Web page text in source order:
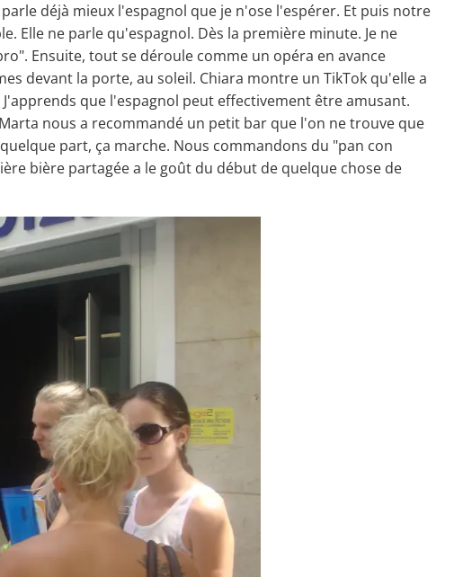
déjà mieux l'espagnol que je n'ose l'espérer. Et puis notre
Elle ne parle qu'espagnol. Dès la première minute. Je ne
Ensuite, tout se déroule comme un opéra en avance
devant la porte, au soleil. Chiara montre un TikTok qu'elle a
que l'espagnol peut effectivement être amusant.
nous a recommandé un petit bar que l'on ne trouve que
part, ça marche. Nous commandons du "pan con
bière partagée a le goût du début de quelque chose de